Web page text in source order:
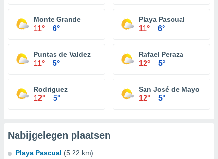
Monte Grande
11° 6°
Playa Pascual
11° 6°
Puntas de Valdez
11° 5°
Rafael Peraza
12° 5°
Rodriguez
12° 5°
San José de Mayo
12° 5°
Nabijgelegen plaatsen
Playa Pascual (5.22 km)